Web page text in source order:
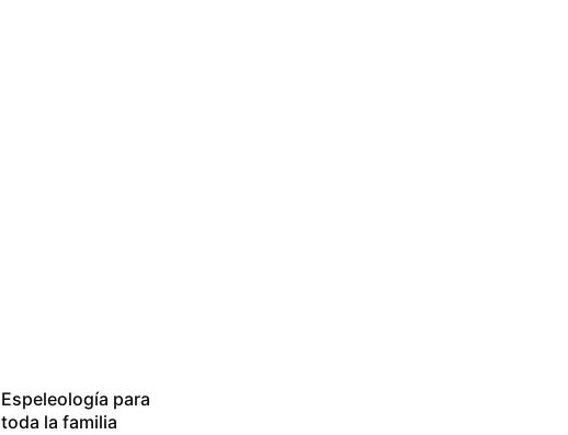
Espeleología para
toda la familia